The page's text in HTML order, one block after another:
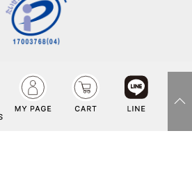
inst
You
Co.Ltd rights reserved.